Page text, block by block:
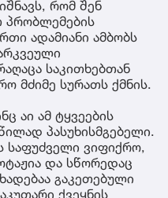
რომ შენ
პრობლემების
ადამიანი ამბობს
საკითხებთან
მძიმე სურათს ქმნის.
აი ამ ტყვეების
პასუხისმგებელი.
საფუძველი ვიფიქრო,
და სწორედაც
გაკეთებული
ქვეყნის